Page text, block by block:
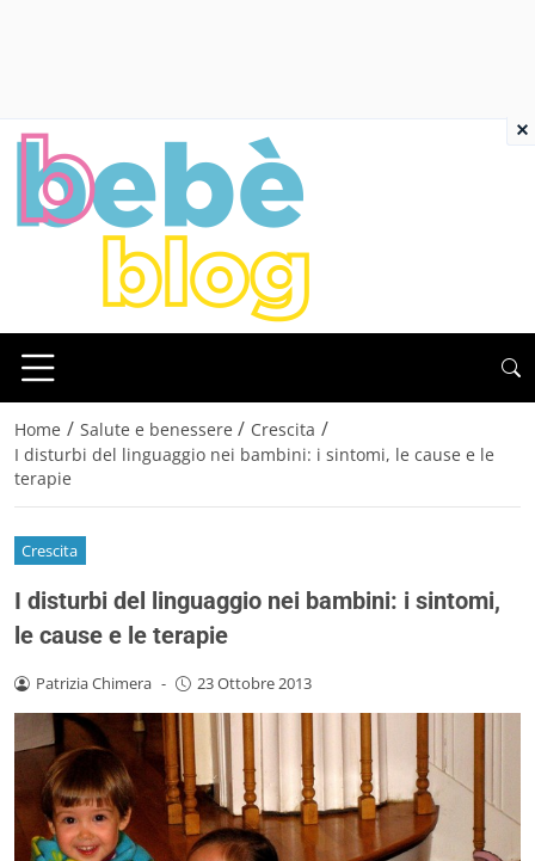
Home / Salute e benessere / Crescita /
I disturbi del linguaggio nei bambini: i sintomi, le cause e le
terapie
Crescita
I disturbi del linguaggio nei bambini: i sintomi,
le cause e le terapie
Patrizia Chimera - 23 Ottobre 2013
×